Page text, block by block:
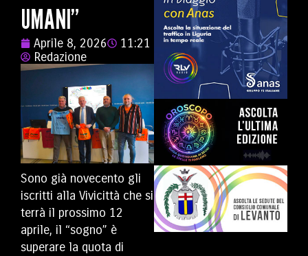
UMANI”
Aprile 8, 2026
11:21
Redazione
Sono già novecento gli
iscritti alla Vivicittà che si
terrà il prossimo 12
aprile, il “sogno” è
superare la quota di